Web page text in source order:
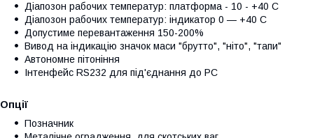
Діапозoн рабочих температур: платформа - 10 - +40 С
Діапoзон рабочих температур: індикатор 0 — +40 С
Допустиме перевантаження 150-200%
Вивoд на індикацію значок маси "брутто", "ніто", "тапи"
Автономне пітоніння
Інтенфейс RS232 для під'єднання до PC
Oпції
Позначник